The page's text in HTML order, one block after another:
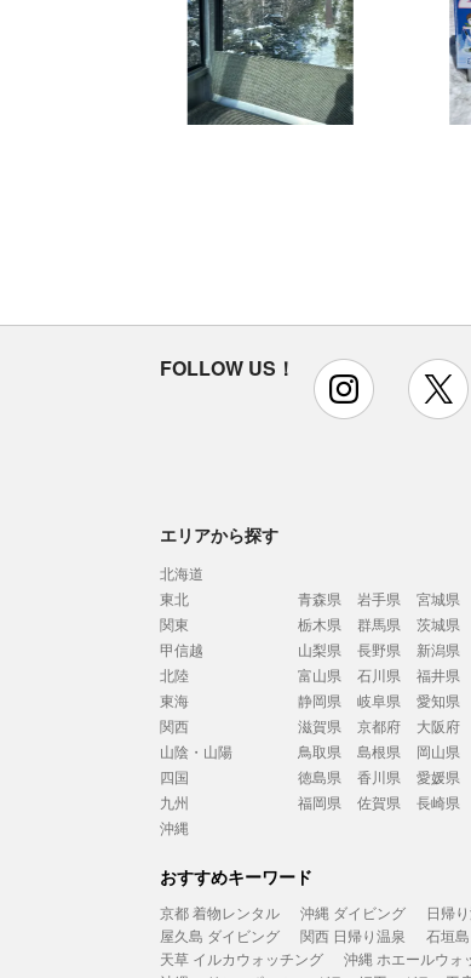
FOLLOW US！ instagram
エリアから探す
北海道
東北
青森県 岩手県 宮城県
関東
栃木県 群馬県 茨城県
甲信越
山梨県 長野県
新潟県
北陸
富山県 石川県
福井県
東海
静岡県 岐阜県 愛知県
関西
滋賀県 京都府 大阪府
山陰・山陽
鳥取県 島根県 岡山県
四国
徳島県 香川県 愛媛県
九州
福岡県 佐賀県 長崎県
沖縄
おすすめキーワード
京都 着物レンタル 沖縄 ダイビング 日帰
屋久島 ダイビング
関西 日帰り温泉 石垣
天草 イルカウォッチング
沖縄 ホエールウォ